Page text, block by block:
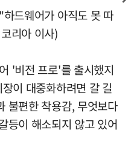
드웨어가 아직도 못 따
리아 이사)
'비전 프로'를 출시했지
이 대중화하려면 갈 길
불편한 착용감, 무엇보다
등이 해소되지 않고 있어